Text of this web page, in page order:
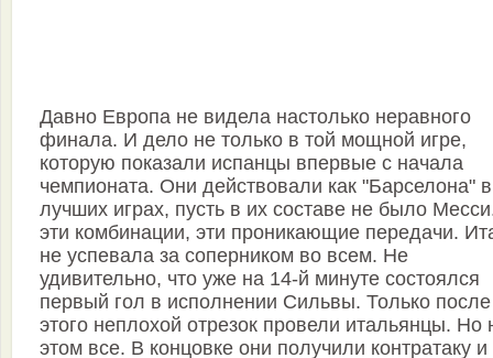
Давно Европа не видела настолько неравного
финала. И дело не только в той мощной игре,
которую показали испанцы впервые с начала
чемпионата. Они действовали как "Барселона" в
лучших играх, пусть в их составе не было
эти комбинации, эти проникающие передачи.
не успевала за соперником во всем. Не
удивительно, что уже на 14-й минуте состоялся
первый гол в исполнении Сильвы. Только после
этого неплохой отрезок провели итальянцы. Но
этом все. В концовке они получили контратаку и